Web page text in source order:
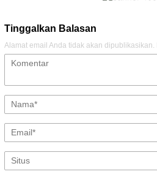
Tinggalkan Balasan
Alamat email Anda tidak akan dipublikasikan.